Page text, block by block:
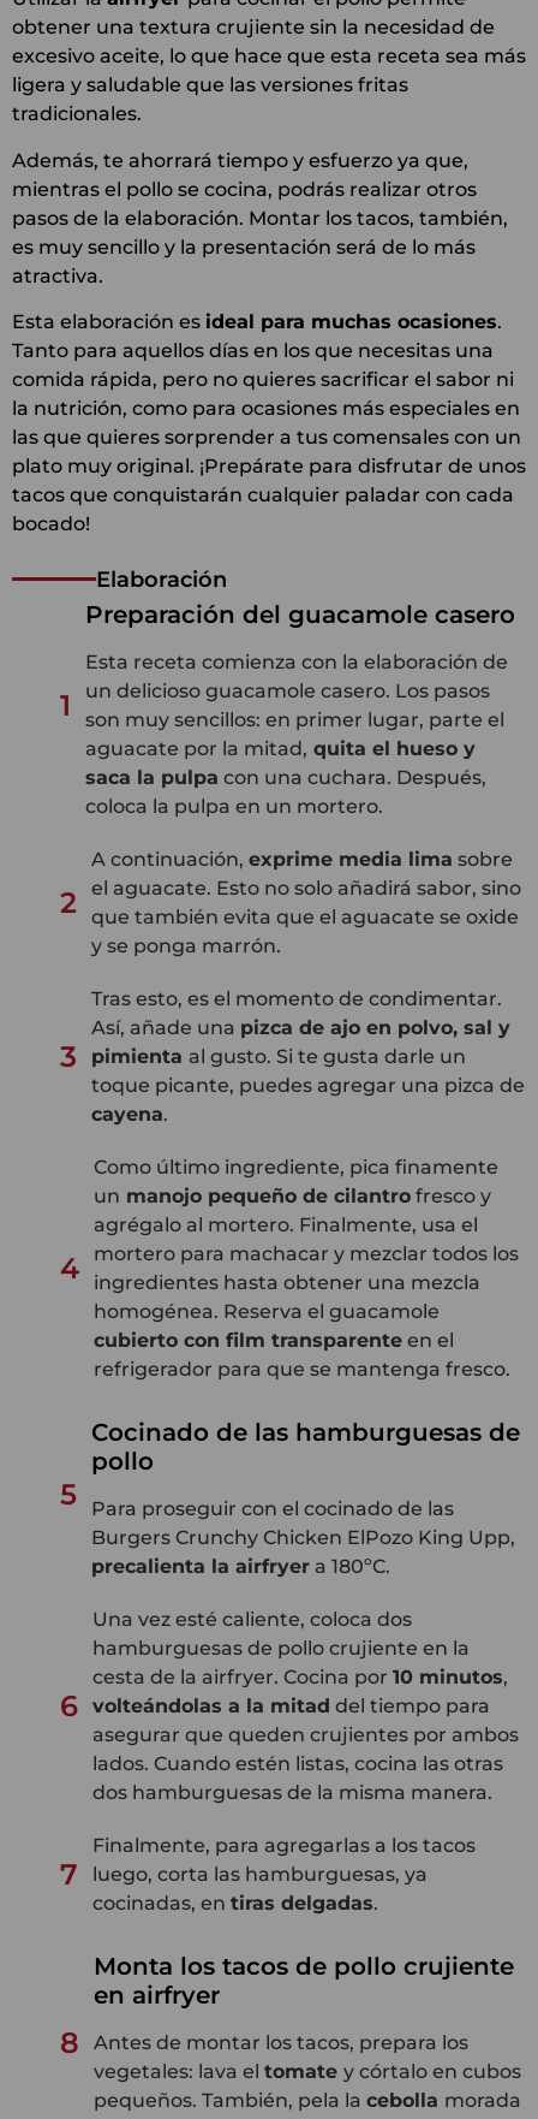
obtener una textura crujiente sin la necesidad de
excesivo aceite, lo que hace que esta receta sea más
ligera y saludable que las versiones fritas
tradicionales.
Además, te ahorrará tiempo y esfuerzo ya que,
mientras el pollo se cocina, podrás realizar otros
pasos de la elaboración. Montar los tacos, también,
es muy sencillo y la presentación será de lo más
atractiva.
Esta elaboración es ideal para muchas ocasiones.
Tanto para aquellos días en los que necesitas una
comida rápida, pero no quieres sacrificar el sabor ni
la nutrición, como para ocasiones más especiales en
las que quieres sorprender a tus comensales con un
plato muy original. ¡Prepárate para disfrutar de unos
tacos que conquistarán cualquier paladar con cada
bocado!
Elaboración
1
Preparación del guacamole casero
Esta receta comienza con la elaboración de
un delicioso guacamole casero. Los pasos
son muy sencillos: en primer lugar, parte el
aguacate por la mitad, quita el hueso y
saca la pulpa con una cuchara. Después,
coloca la pulpa en un mortero.
2
A continuación, exprime media lima sobre
el aguacate. Esto no solo añadirá sabor, sino
que también evita que el aguacate se oxide
y se ponga marrón.
3
Tras esto, es el momento de condimentar.
Así, añade una pizca de ajo en polvo, sal y
pimienta al gusto. Si te gusta darle un
toque picante, puedes agregar una pizca de
cayena.
4
Como último ingrediente, pica finamente
un manojo pequeño de cilantro fresco y
agrégalo al mortero. Finalmente, usa el
mortero para machacar y mezclar todos los
ingredientes hasta obtener una mezcla
homogénea. Reserva el guacamole
cubierto con film transparente en el
refrigerador para que se mantenga fresco.
5
Cocinado de las hamburguesas de
pollo
Para proseguir con el cocinado de las
Burgers Crunchy Chicken ElPozo King Upp,
precalienta la airfryer a 180ºC.
6
Una vez esté caliente, coloca dos
hamburguesas de pollo crujiente en la
cesta de la airfryer. Cocina por 10 minutos,
volteándolas a la mitad del tiempo para
asegurar que queden crujientes por ambos
lados. Cuando estén listas, cocina las otras
dos hamburguesas de la misma manera.
7
Finalmente, para agregarlas a los tacos
luego, corta las hamburguesas, ya
cocinadas, en tiras delgadas.
8
Monta los tacos de pollo crujiente
en airfryer
Antes de montar los tacos, prepara los
vegetales: lava el tomate y córtalo en cubos
pequeños. También, pela la cebolla morada